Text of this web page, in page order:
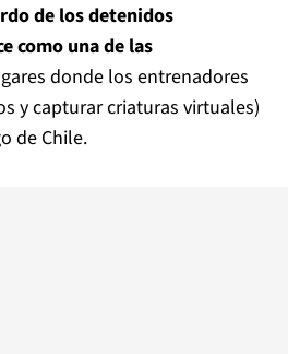
de los detenidos
como una de las
donde los entrenadores
y capturar criaturas virtuales)
de Chile.